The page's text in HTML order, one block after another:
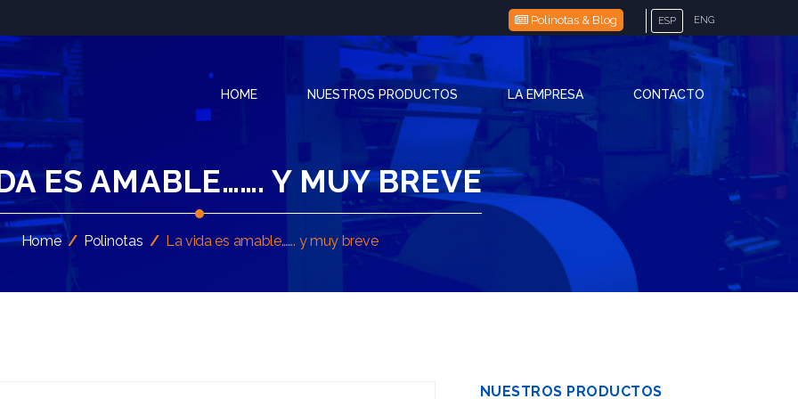
Polinotas & Blog ESP ENG
HOME NUESTROS PRODUCTOS LA EMPRESA CONTACTO
ES AMABLE……. Y MUY BREVE
Home / Polinotas / La vida es amable……. y muy breve
NUESTROS PRODUCTOS